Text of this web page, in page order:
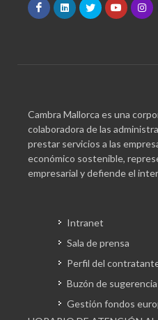
Cambra Mallorca es una
colaboradora de las
prestar servicios a las
económico sostenible,
empresarial y defiende el
Intranet
Sala de prensa
Perfil del
Buzón de
Gestión fondos